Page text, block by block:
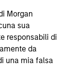
Morgan
sua
responsabili di
da
una mia falsa
in grado di